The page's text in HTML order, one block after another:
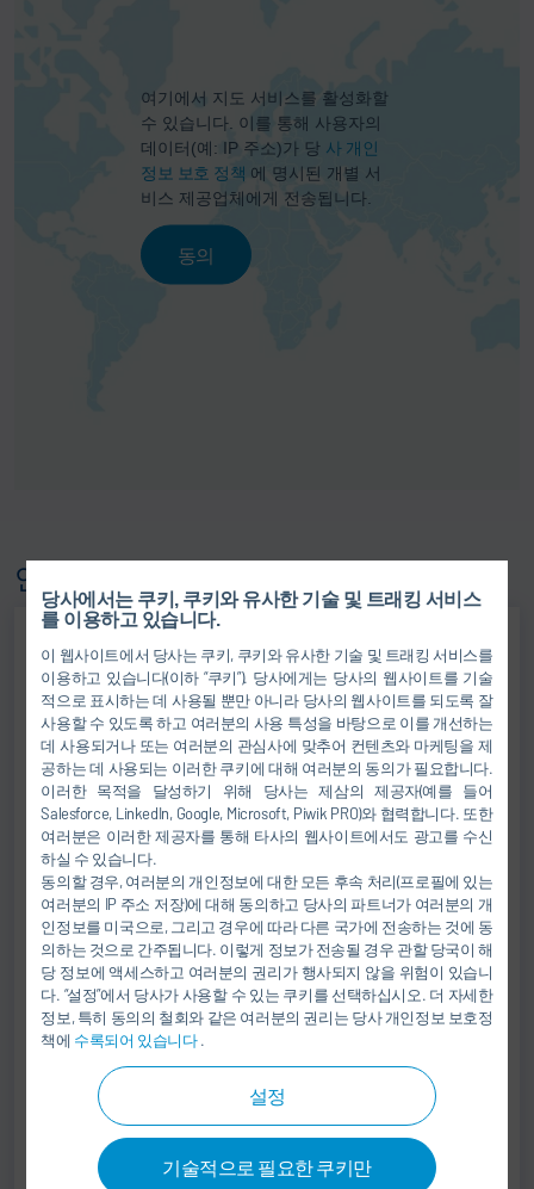
당사에서는 쿠키, 쿠키와 유사한 기술 및 트래킹 서비스
를 이용하고 있습니다.
이 웹사이트에서 당사는 쿠키, 쿠키와 유사한 기술 및 트래킹 서비스를
이용하고 있습니다(이하 “쿠키”). 당사에게는 당사의 웹사이트를 기술
적으로 표시하는 데 사용될 뿐만 아니라 당사의 웹사이트를 되도록 잘
사용할 수 있도록 하고 여러분의 사용 특성을 바탕으로 이를 개선하는
데 사용되거나 또는 여러분의 관심사에 맞추어 컨텐츠와 마케팅을 제
공하는 데 사용되는 이러한 쿠키에 대해 여러분의 동의가 필요합니다.
이러한 목적을 달성하기 위해 당사는 제삼의 제공자(예를 들어
Salesforce, LinkedIn, Google, Microsoft, Piwik PRO)와 협력합니다. 또한
여러분은 이러한 제공자를 통해 타사의 웹사이트에서도 광고를 수신
하실 수 있습니다.
동의할 경우, 여러분의 개인정보에 대한 모든 후속 처리(프로필에 있는
여러분의 IP 주소 저장)에 대해 동의하고 당사의 파트너가 여러분의 개
인정보를 미국으로, 그리고 경우에 따라 다른 국가에 전송하는 것에 동
의하는 것으로 간주됩니다. 이렇게 정보가 전송될 경우 관할 당국이 해
당 정보에 액세스하고 여러분의 권리가 행사되지 않을 위험이 있습니
다. “설정”에서 당사가 사용할 수 있는 쿠키를 선택하십시오. 더 자세한
정보, 특히 동의의 철회와 같은 여러분의 권리는 당사 개인정보 보호정
책에 수록되어 있습니다.
설정
기술적으로 필요한 쿠키만
여기에서 지도 서비스를 활성화할
수 있습니다. 이를 통해 사용자의
데이터(예: IP 주소)가 당 사 개인
정보 보호 정책 에 명시된 개별 서
비스 제공업체에게 전송됩니다.
동의
연락처
Andrej Capek
CEO OF DÜRR SEA
+66 0 2-108-1830
+66 0 62-243-0672
Andrej.Capek@durr.com
Dürr (Thailand) Co., Ltd.
631 Media Gallery Building, 2nd Floor, Nonsee Rd.,
Chongnonsee, Yannawa
10120 Bangkok